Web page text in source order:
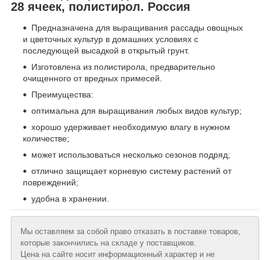
28 ячеек, полистирол. Россия
Предназначена для выращивания рассады овощных
и цветочных культур в домашних условиях с
последующей высадкой в открытый грунт.
Изготовлена из полистирола, предварительно
очищенного от вредных примесей.
Преимущества:
оптимальна для выращивания любых видов культур;
хорошо удерживает необходимую влагу в нужном
количестве;
может использоваться несколько сезонов подряд;
отлично защищает корневую систему растений от
повреждений;
удобна в хранении.
Мы оставляем за собой право отказать в поставке товаров,
которые закончились на складе у поставщиков.
Цена на сайте носит информационный характер и не